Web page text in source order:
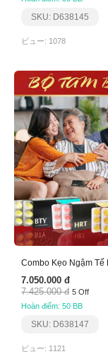
SKU: D638145
ビュー: 1078
7.050.000 đ
7.425.000 đ 5 Off
Hoàn điểm: 50 BB
SKU: D638147
ビュー: 1121